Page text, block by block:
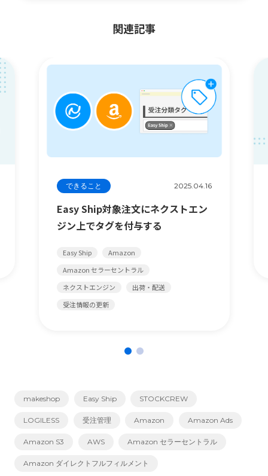
関連記事
できること 2025.04.16
Easy Ship対象注文にネクストエン
ジン上でタグを付与する
Easy Ship
Amazon
Amazon セラーセントラル
ネクストエンジン
出荷・配送
受注情報の更新
makeshop Easy Ship STOCKCREW
LOGILESS 受注管理 Amazon Amazon Ads
Amazon S3 AWS Amazon セラーセントラル
Amazon ダイレクトフルフィルメント